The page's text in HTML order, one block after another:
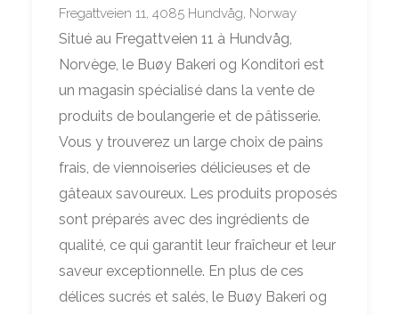
Fregattveien 11, 4085 Hundvåg, Norway
Situé au Fregattveien 11 à Hundvåg,
Norvège, le Buøy Bakeri og Konditori est
un magasin spécialisé dans la vente de
produits de boulangerie et de pâtisserie.
Vous y trouverez un large choix de pains
frais, de viennoiseries délicieuses et de
gâteaux savoureux. Les produits proposés
sont préparés avec des ingrédients de
qualité, ce qui garantit leur fraîcheur et leur
saveur exceptionnelle. En plus de ces
délices sucrés et salés, le Buøy Bakeri og